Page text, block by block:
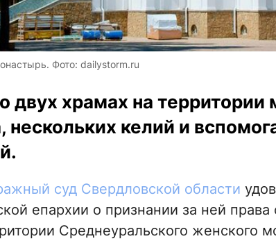
Фото: dailystorm.ru
двух храмах на
нескольких келий и
суд Свердловской области
епархии о признании за ней права
Среднеуральского женского